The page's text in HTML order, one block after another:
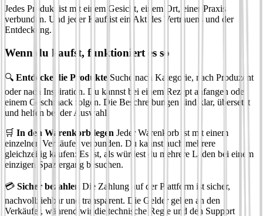
Jedes Produkt ist mit einem Gesicht, einem Ort, einer Praxis
verbunden. Und jeder Kauf ist ein Akt des Vertrauens und der
Entdeckung.
Wenn du kaufst, funktioniert es so
🔍 Entdecke die Produkte Suche nach Kategorie, nach Produzent
oder nach Inspiration. Du kannst bei einem Rezept anfangen oder
einem Geschmack folgen. Die Beschreibungen sind klar, übersetzt
und helfen bei der Auswahl.
🛒 In den Warenkorb legen Jeder Warenkorb ist mit einem
einzelnen Verkäufer verbunden. Du kannst auch mehrere
gleichzeitig kaufen: Es ist, als würdest du mehrere Läden bei einem
einzigen Spaziergang besuchen.
💳 Sicher bezahlen Die Zahlung auf der Plattform ist sicher,
nachvollziehbar und transparent. Die Gelder gehen an den
Verkäufer, während wir die technische Regie und den Support